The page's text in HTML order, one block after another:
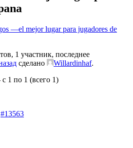
—el mejor lugar para jugadores de
1 участник, последнее
сделано Willardinhaf.
1 по 1 (всего 1)
#13563